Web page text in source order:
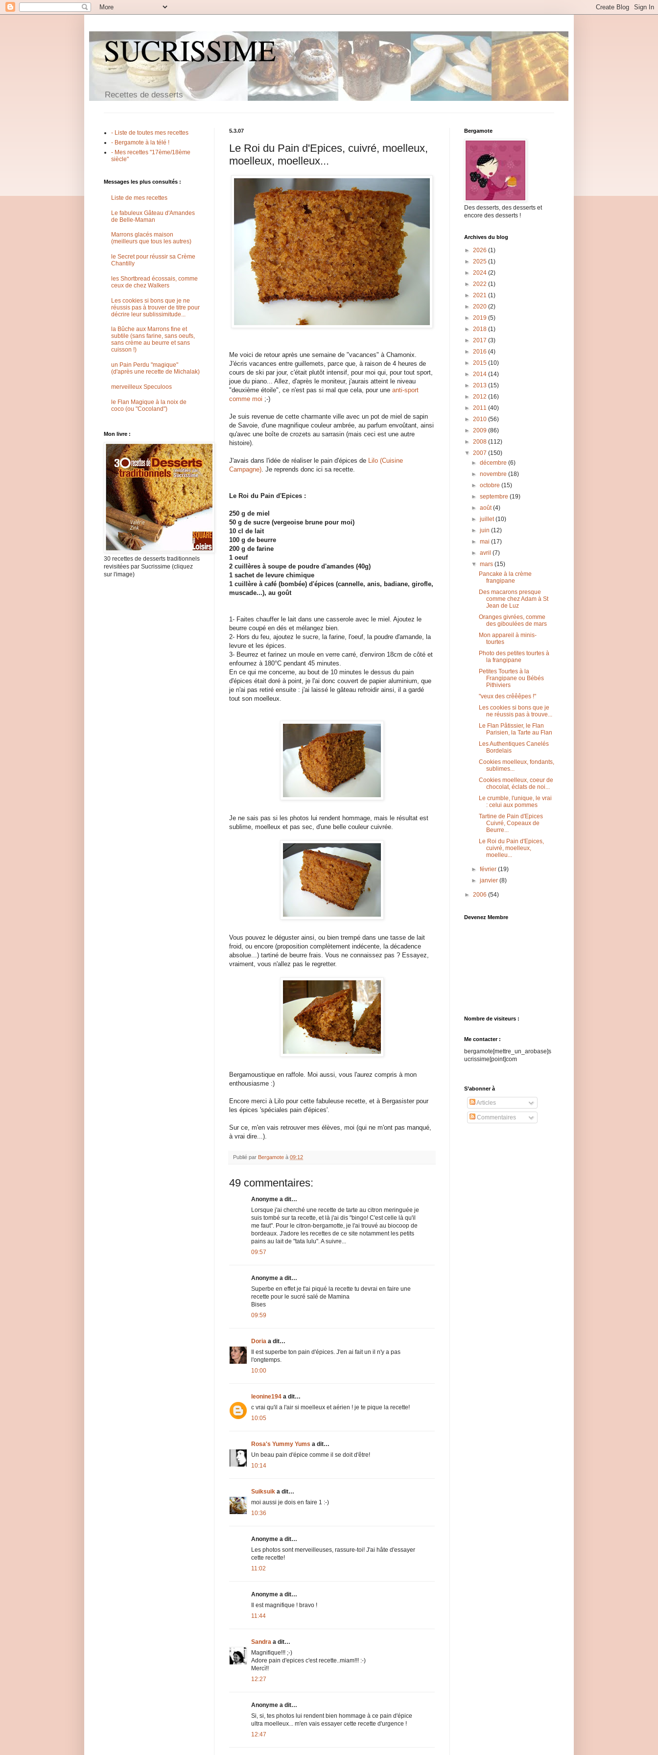
SUCRISSIME
Recettes de desserts
5.3.07
Le Roi du Pain d'Epices, cuivré, moelleux,
moelleux, moelleux...
Me voici de retour après une semaine de "vacances" à Chamonix.
J'écris vacances entre guillemets, parce que, à raison de 4 heures de
cours de ski par jour, c'était plutôt intensif, pour moi qui, pour tout sport,
joue du piano... Allez, d'après le moniteur, j'aurais atteint le niveau
"deuxième étoile", ce n'est pas si mal que cela, pour une anti-sport
comme moi ;-)
Je suis revenue de cette charmante ville avec un pot de miel de sapin
de Savoie, d'une magnifique couleur ambrée, au parfum envoûtant, ainsi
qu'avec une boîte de crozets au sarrasin (mais ceci est une autre
histoire).
J'avais dans l'idée de réaliser le pain d'épices de Lilo (Cuisine
Campagne). Je reprends donc ici sa recette.
Le Roi du Pain d'Epices :
250 g de miel
50 g de sucre (vergeoise brune pour moi)
10 cl de lait
100 g de beurre
200 g de farine
1 oeuf
2 cuillères à soupe de poudre d'amandes (40g)
1 sachet de levure chimique
1 cuillère à café (bombée) d'épices (cannelle, anis, badiane, girofle,
muscade...), au goût
1- Faites chauffer le lait dans une casserole avec le miel. Ajoutez le
beurre coupé en dés et mélangez bien.
2- Hors du feu, ajoutez le sucre, la farine, l'oeuf, la poudre d'amande, la
levure et les épices.
3- Beurrez et farinez un moule en verre carré, d'environ 18cm de côté et
enfournez à 180°C pendant 45 minutes.
En ce qui me concerne, au bout de 10 minutes le dessus du pain
d'épices était doré à point, je l'ai donc couvert de papier aluminium, que
je n'ai pas retiré ensuite : j'ai laissé le gâteau refroidir ainsi, il a gardé
tout son moelleux.
Je ne sais pas si les photos lui rendent hommage, mais le résultat est
sublime, moelleux et pas sec, d'une belle couleur cuivrée.
Vous pouvez le déguster ainsi, ou bien trempé dans une tasse de lait
froid, ou encore (proposition complètement indécente, la décadence
absolue...) tartiné de beurre frais. Vous ne connaissez pas ? Essayez,
vraiment, vous n'allez pas le regretter.
Bergamoustique en raffole. Moi aussi, vous l'aurez compris à mon
enthousiasme :)
Encore merci à Lilo pour cette fabuleuse recette, et à Bergasister pour
les épices 'spéciales pain d'épices'.
Sur ce, m'en vais retrouver mes élèves, moi (qui ne m'ont pas manqué,
à vrai dire...).
Publié par Bergamote à 09:12
49 commentaires:
Anonyme a dit…
Lorsque j'ai cherché une recette de tarte au citron meringuée je
suis tombé sur ta recette, et là j'ai dis "bingo! C'est celle là qu'il
me faut". Pour le citron-bergamotte, je l'ai trouvé au biocoop de
bordeaux. J'adore les recettes de ce site notamment les petits
pains au lait de "tata lulu". A suivre...
09:57
Anonyme a dit…
Superbe en effet je t'ai piqué la recette tu devrai en faire une
recette pour le sucré salé de Mamina
Bises
09:59
Doria a dit…
Il est superbe ton pain d'épices. J'en ai fait un il n'y a pas
l'ongtemps.
10:00
leonine194 a dit…
c vrai qu'il a l'air si moelleux et aérien ! je te pique la recette!
10:05
Rosa's Yummy Yums a dit…
Un beau pain d'épice comme il se doit d'être!
10:14
Suiksuik a dit…
moi aussi je dois en faire 1 :-)
10:36
Anonyme a dit…
Les photos sont merveilleuses, rassure-toi! J'ai hâte d'essayer
cette recette!
11:02
Anonyme a dit…
Il est magnifique ! bravo !
11:44
Sandra a dit…
Magnifique!!! ;-)
Adore pain d'epices c'est recette..miam!!! :-)
Mercì!!
12:27
Anonyme a dit…
Si, si, tes photos lui rendent bien hommage à ce pain d'épice
ultra moelleux... m'en vais essayer cette recette d'urgence !
12:47
- Liste de toutes mes recettes
- Bergamote à la télé !
- Mes recettes "17ème/18ème
siècle"
Messages les plus consultés :
Liste de mes recettes
Le fabuleux Gâteau d'Amandes
de Belle-Maman
Marrons glacés maison
(meilleurs que tous les autres)
le Secret pour réussir sa Crème
Chantilly
les Shortbread écossais, comme
ceux de chez Walkers
Les cookies si bons que je ne
réussis pas à trouver de titre pour
décrire leur sublissimitude...
la Bûche aux Marrons fine et
subtile (sans farine, sans oeufs,
sans crème au beurre et sans
cuisson !)
un Pain Perdu "magique"
(d'après une recette de Michalak)
merveilleux Speculoos
le Flan Magique à la noix de
coco (ou "Cocoland")
Mon livre :
30 recettes de desserts traditionnels
revisitées par Sucrissime (cliquez
sur l'image)
Bergamote
Des desserts, des desserts et
encore des desserts !
Archives du blog
► 2026 (1)
► 2025 (1)
► 2024 (2)
► 2022 (1)
► 2021 (1)
► 2020 (2)
► 2019 (5)
► 2018 (1)
► 2017 (3)
► 2016 (4)
► 2015 (10)
► 2014 (14)
► 2013 (15)
► 2012 (16)
► 2011 (40)
► 2010 (56)
► 2009 (86)
► 2008 (112)
▼ 2007 (150)
►décembre(6)
►novembre(18)
►octobre(15)
►septembre(19)
►août(4)
►juillet(10)
►juin(12)
►mai(17)
►avril(7)
▼mars(15)
Pancake à la crème
frangipane
Des macarons presque
comme chez Adam à St
Jean de Luz
Oranges givrées, comme
des giboulées de mars
Mon appareil à minis-
tourtes
Photo des petites tourtes à
la frangipane
Petites Tourtes à la
Frangipane ou Bébés
Pithiviers
"veux des crêêêpes !"
Les cookies si bons que je
ne réussis pas à trouve...
Le Flan Pâtissier, le Flan
Parisien, la Tarte au Flan
Les Authentiques Canelés
Bordelais
Cookies moelleux, fondants,
sublimes...
Cookies moelleux, coeur de
chocolat, éclats de noi...
Le crumble, l'unique, le vrai
: celui aux pommes
Tartine de Pain d'Epices
Cuivré, Copeaux de
Beurre...
Le Roi du Pain d'Epices,
cuivré, moelleux,
moelleu...
►février(19)
►janvier(8)
► 2006 (54)
Devenez Membre
Nombre de visiteurs :
Me contacter :
bergamote[mettre_un_arobase]s
ucrissime[point]com
S’abonner à
Articles
Commentaires